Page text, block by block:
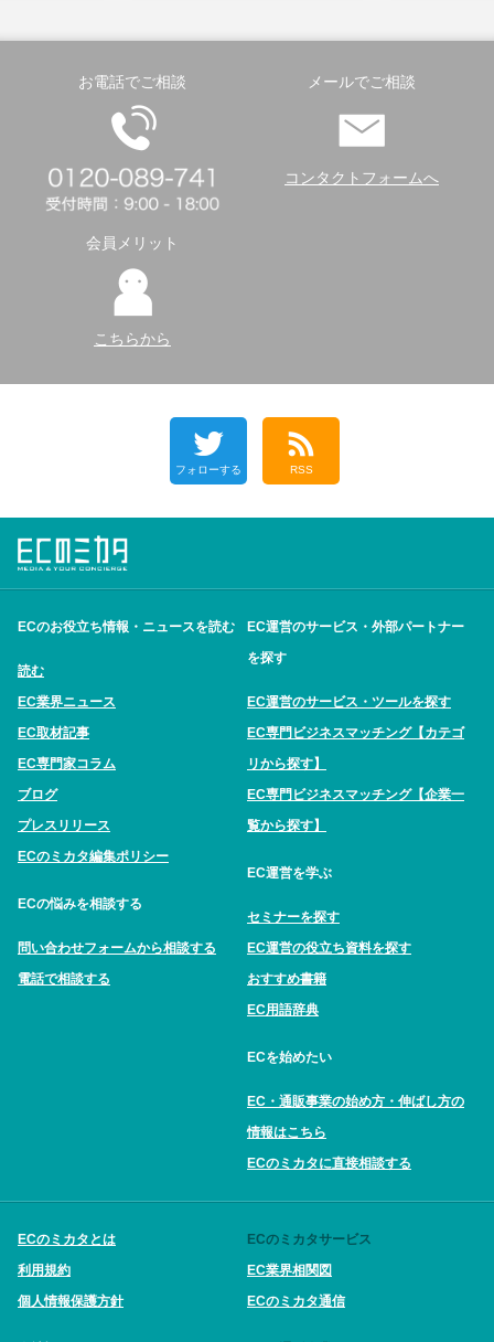
お電話でご相談 メールでご相談
コンタクトフォームへ
会員メリット
こちらから
フォローする RSS
ECのお役立ち情報・ニュースを読む
読む
EC業界ニュース
EC取材記事
EC専門家コラム
ブログ
プレスリリース
ECのミカタ編集ポリシー
ECの悩みを相談する
問い合わせフォームから相談する
電話で相談する
EC運営のサービス・外部パートナー
を探す
EC運営のサービス・ツールを探す
EC専門ビジネスマッチング【カテゴ
リから探す】
EC専門ビジネスマッチング【企業一
覧から探す】
EC運営を学ぶ
セミナーを探す
EC運営の役立ち資料を探す
おすすめ書籍
EC用語辞典
ECを始めたい
EC・通販事業の始め方・伸ばし方の
情報はこちら
ECのミカタに直接相談する
ECのミカタとは
利用規約
個人情報保護方針
ECのミカタサービス
EC業界相関図
ECのミカタ通信